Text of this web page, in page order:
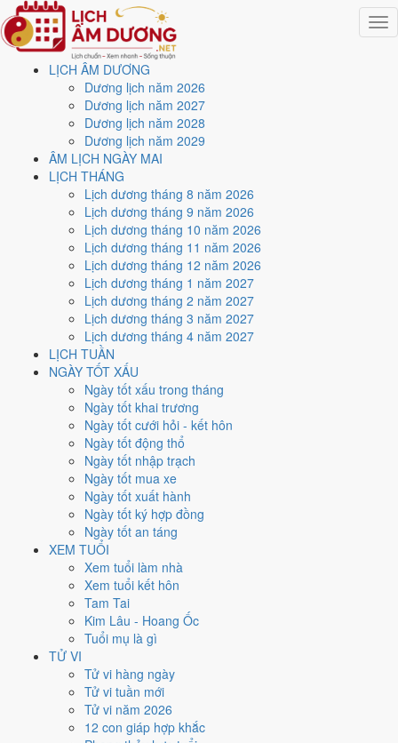
LỊCH ÂM DƯƠNG
Dương lịch năm 2026
Dương lịch năm 2027
Dương lịch năm 2028
Dương lịch năm 2029
ÂM LỊCH NGÀY MAI
LỊCH THÁNG
Lịch dương tháng 8 năm 2026
Lịch dương tháng 9 năm 2026
Lịch dương tháng 10 năm 2026
Lịch dương tháng 11 năm 2026
Lịch dương tháng 12 năm 2026
Lịch dương tháng 1 năm 2027
Lịch dương tháng 2 năm 2027
Lịch dương tháng 3 năm 2027
Lịch dương tháng 4 năm 2027
LỊCH TUẦN
NGÀY TỐT XẤU
Ngày tốt xấu trong tháng
Ngày tốt khai trương
Ngày tốt cưới hỏi - kết hôn
Ngày tốt động thổ
Ngày tốt nhập trạch
Ngày tốt mua xe
Ngày tốt xuất hành
Ngày tốt ký hợp đồng
Ngày tốt an táng
XEM TUỔI
Xem tuổi làm nhà
Xem tuổi kết hôn
Tam Tai
Kim Lâu - Hoang Ốc
Tuổi mụ là gì
TỬ VI
Tử vi hàng ngày
Tử vi tuần mới
Tử vi năm 2026
12 con giáp hợp khắc
Trang chủ
Lịch năm 2028
Tháng 8/2028
Ngày 23/8/2028 (Canh Thìn)
Xem ngày23/8/2028
lịch - Ngày 4/7 âm lịch
(Canh Thìn) tốt hay xấu?
Ngày 23/8/2028 dương lịch (Thứ Tư) là ngày 4/7/2028 âm lịch
Canh Thìn- Chi sinh Can, Trực Thành, Sao Cơ, nạp âm Bạch
Lạp Kim. Tổng hòa, đây làNgày Đại Cátvới điểm trung bình
cho các việc quan trọng. Giờ Hoàng Đạo trong ngày:
Thân, Dậu, Hợi.
Ngày Dương
Tháng 8 năm 2028
Tháng 7 âm năm 2028
Tiết Xử Thử
Bính Tý
Mậu Thân
Ngày Canh Thìn có TrựcThành
việc) và gặp SaoKim Quỹ hoàng đạo
nên đây là Ngày Đại Cát, rất hợp cho cưới hỏi, khai trương, ký